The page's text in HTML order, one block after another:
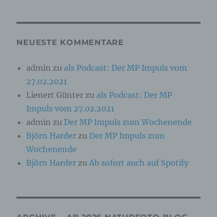
NEUESTE KOMMENTARE
admin zu als Podcast: Der MP Impuls vom
27.02.2021
Lienert Günter zu als Podcast: Der MP
Impuls vom 27.02.2021
admin zu Der MP Impuls zum Wochenende
Björn Harder zu Der MP Impuls zum
Wochenende
Björn Harder zuAb sofort auch auf Spotify
physischen, physiologischen, genetischen,
sozialen Identität dieser natürlichen Person
b) betroffene Person
Betroffene Person ist jede identifizierte oder
identifizierbare natürliche Person, deren
personenbezogene Daten von dem für die
Verarbeitung Verantwortlichen verarbeitet
werden.
c) Verarbeitung
automatisierter Verfahren ausgeführte Vorgang